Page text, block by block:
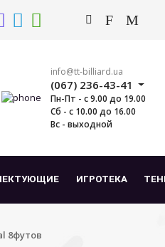
info@tt-billiard.ua
(067) 236-43-41
Пн-Пт - с 9.00 до 19.00
Сб - с 10.00 до 16.00
Вс - выходной
ИГРОТЕКА
8футов